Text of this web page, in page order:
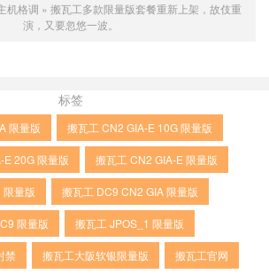
机格调 » 搬瓦工多款限量版套餐重新上架，故伎重
演，又要忽悠一波。
标签
限量版 搬瓦工 CN2 GIA-E 10G 限量版
E 20G 限量版 搬瓦工 CN2 GIA-E 限量版
量版 搬瓦工 DC9 CN2 GIA 限量版
限量版 搬瓦工 JPOS_1 限量版
禁 搬瓦工大阪软银限量版 搬瓦工官网